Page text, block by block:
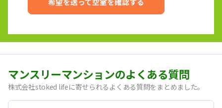
マンスリーマンションのよくある質問
株式会社stoked lifeに寄せられるよくある質問をまとめました。